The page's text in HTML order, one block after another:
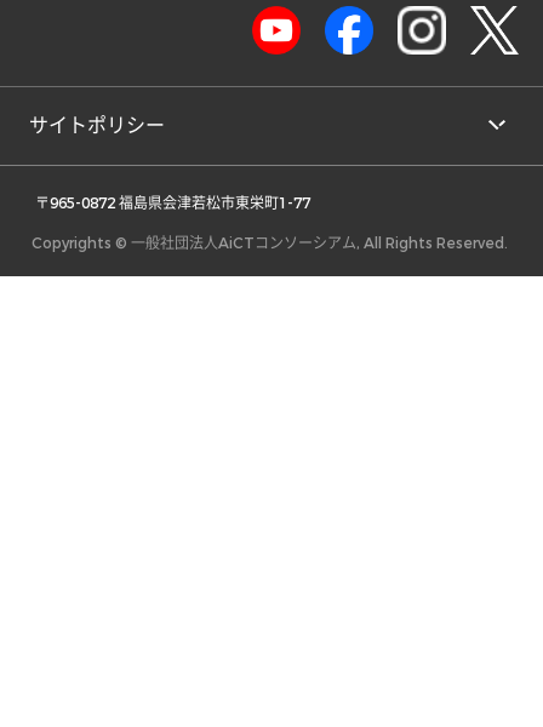
サイトポリシー
〒965-0872 福島県会津若松市東栄町1-77
Copyrights © 一般社団法人AiCTコンソーシアム, All Rights Reserved.